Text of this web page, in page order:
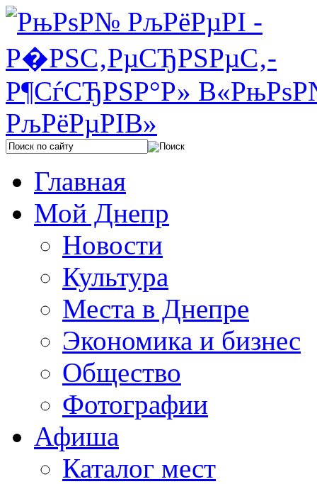
Главная
Мой Днепр
Новости
Культура
Места в Днепре
Экономика и бизнес
Общество
Фотографии
Афиша
Каталог мест